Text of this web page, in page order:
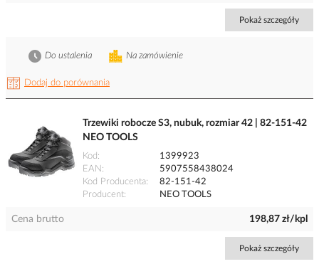
Pokaż szczegóły
Dodaj do porównania
Na zamówienie
Do ustalenia
Trzewiki robocze S3, nubuk, rozmiar 42 | 82-151-42
NEO TOOLS
Kod
1399923
EAN
5907558438024
Kod Producenta
82-151-42
Producent
NEO TOOLS
Cena brutto 198,87 zł/kpl
Pokaż szczegóły